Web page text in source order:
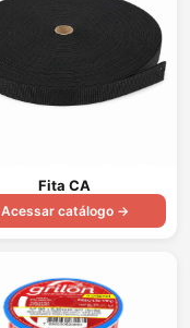
Fita CA
Acessar catálogo →